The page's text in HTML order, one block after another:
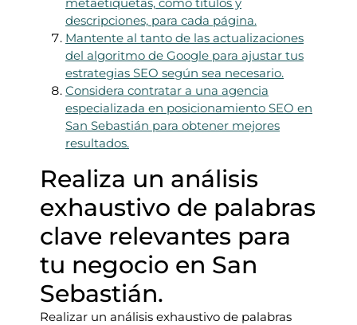
descripciones, para cada página.
Mantente al tanto de las actualizaciones
del algoritmo de Google para ajustar tus
estrategias SEO según sea necesario.
Considera contratar a una agencia
especializada en posicionamiento SEO en
San Sebastián para obtener mejores
resultados.
Realiza un análisis
exhaustivo de palabras
clave relevantes para
tu negocio en San
Sebastián.
Realizar un análisis exhaustivo de palabras